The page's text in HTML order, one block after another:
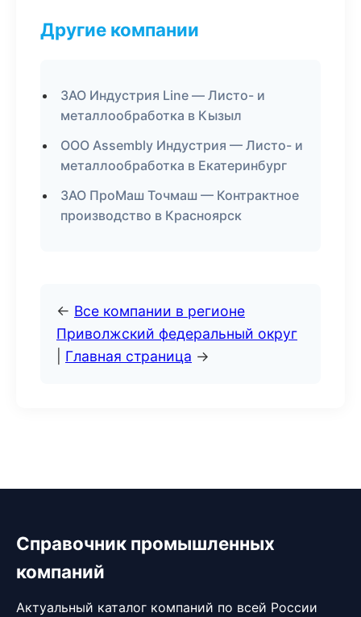
Другие компании
ЗАО Индустрия Line — Листо- и
металлообработка в Кызыл
ООО Assembly Индустрия — Листо- и
металлообработка в Екатеринбург
ЗАО ПроМаш Точмаш — Контрактное
производство в Красноярск
← Все компании в регионе
Приволжский федеральный округ
Главная страница →
Справочник промышленных
компаний
Актуальный каталог компаний по всей России